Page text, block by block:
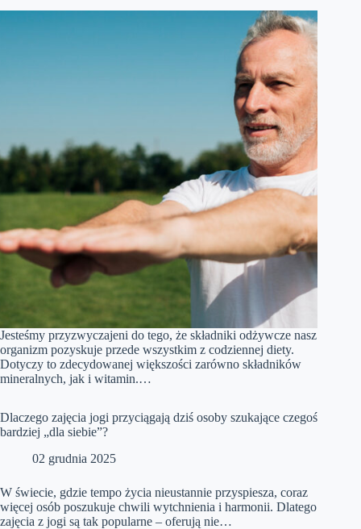
Jesteśmy przyzwyczajeni do tego, że składniki odżywcze nasz
organizm pozyskuje przede wszystkim z codziennej diety.
Dotyczy to zdecydowanej większości zarówno składników
mineralnych, jak i witamin.…
Dlaczego zajęcia jogi przyciągają dziś osoby szukające czegoś
bardziej „dla siebie”?
02 grudnia 2025
W świecie, gdzie tempo życia nieustannie przyspiesza, coraz
więcej osób poszukuje chwili wytchnienia i harmonii. Dlatego
zajęcia z jogi są tak popularne – oferują nie…